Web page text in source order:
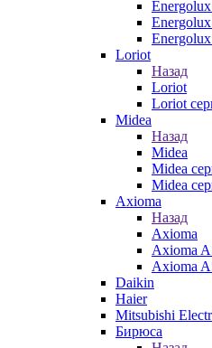
Loriot
Назад
Loriot
Loriot
Midea
Назад
Midea
Midea
Midea
Axioma
Назад
Axioma
Axioma
Axioma
Daikin
Haier
Mitsubishi
Бирюса